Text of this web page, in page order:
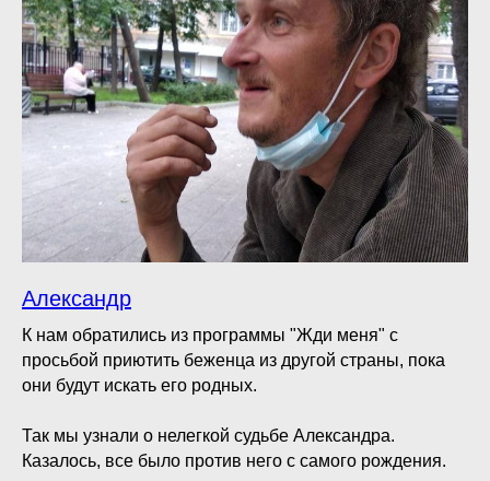
Александр
К нам обратились из программы "Жди меня" с
просьбой приютить беженца из другой страны, пока
они будут искать его родных.
Так мы узнали о нелегкой судьбе Александра.
Казалось, все было против него с самого рождения.